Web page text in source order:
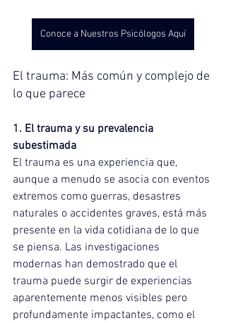
Conoce a Nuestros Psicólogos Aquí
El trauma: Más común y complejo de
lo que parece
1. El trauma y su prevalencia
subestimada
El trauma es una experiencia que,
aunque a menudo se asocia con eventos
extremos como guerras, desastres
naturales o accidentes graves, está más
presente en la vida cotidiana de lo que
se piensa. Las investigaciones
modernas han demostrado que el
trauma puede surgir de experiencias
aparentemente menos visibles pero
profundamente impactantes, como el